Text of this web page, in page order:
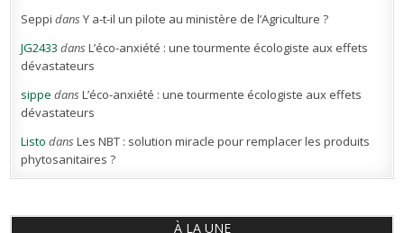
Seppi dansY a-t-il un pilote au ministère de l’Agriculture ?
JG2433 dansL’éco-anxiété : une tourmente écologiste aux effets
dévastateurs
sippe dansL’éco-anxiété : une tourmente écologiste aux effets
dévastateurs
Listo dansLes NBT : solution miracle pour remplacer les produits
phytosanitaires ?
À LA UNE